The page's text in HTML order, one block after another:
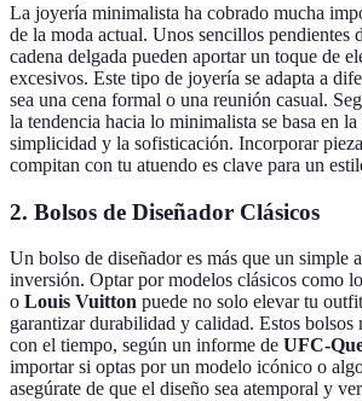
La joyería minimalista ha cobrado mucha
de la moda actual. Unos sencillos pendientes
cadena delgada pueden aportar un toque de
excesivos. Este tipo de joyería se adapta a
sea una cena formal o una reunión casual.
la tendencia hacia lo minimalista se basa en la
simplicidad y la sofisticación. Incorporar
compitan con tu atuendo es clave para un
2. Bolsos de Diseñador Clásicos
Un bolso de diseñador es más que un simple
inversión. Optar por modelos clásicos como
o Louis Vuitton puede no solo elevar tu
garantizar durabilidad y calidad. Estos bolsos
con el tiempo, según un informe de UFC-
importar si optas por un modelo icónico o
asegúrate de que el diseño sea atemporal y